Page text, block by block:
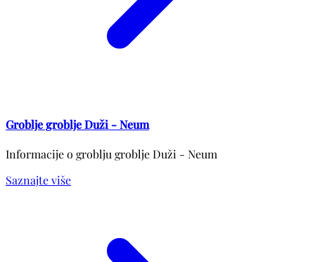
Groblje groblje Duži - Neum
Informacije o groblju groblje Duži - Neum
Saznajte više